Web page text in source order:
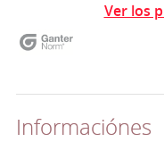
Ver los
Informaciónes